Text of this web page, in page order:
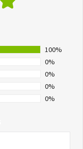
100%
0%
0%
0%
0%